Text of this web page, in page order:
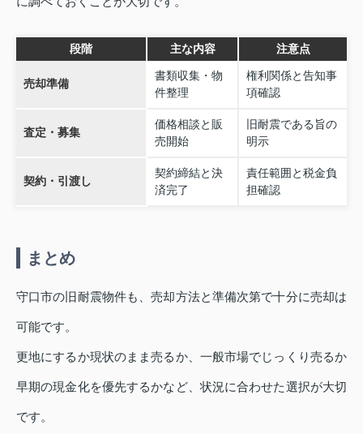
段階 主な内容 注意点
売却準備
書類収集・物
件整理
権利関係と告知事
項確認
査定・募集
価格相談と販
売開始
旧耐震である旨の
明示
契約・引渡し
契約締結と決
済完了
責任範囲と税金負
担確認
まとめ
守口市の旧耐震物件も、売却方法と準備次第で十分に売却は
可能です。
更地にするか現状のまま売るか、一般市場でじっくり売るか
早期の現金化を優先するかなど、状況に合わせた選択が大切
です。